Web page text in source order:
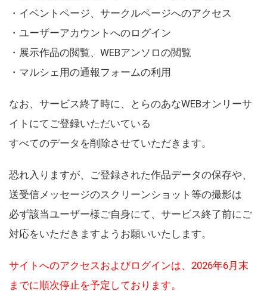
・イベントページ、サークルページへのアクセス
・ユーザーアカウントへのログイン
・展示作品の閲覧、WEBアンソロの閲覧
・マルシェ用の通報フォームの利用
なお、サービス終了時に、とらのあなWEBオンリーサ
イトにてご登録いただいている
すべてのデータを削除させていただきます。
恐れ入りますが、ご登録された作品データの保存や、
送受信メッセージのスクリーンショット等の撮影は
必ず該当ユーザー様ご自身にて、サービス終了前にご
対応をいただきますようお願いいたします。
サイトへのアクセスおよびログインは、2026年6月末
までに順次停止を予定しております。